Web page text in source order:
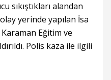
sıkıştıkları alandan
yerinde yapılan İsa
Eğitim ve
Polis kaza ile ilgili